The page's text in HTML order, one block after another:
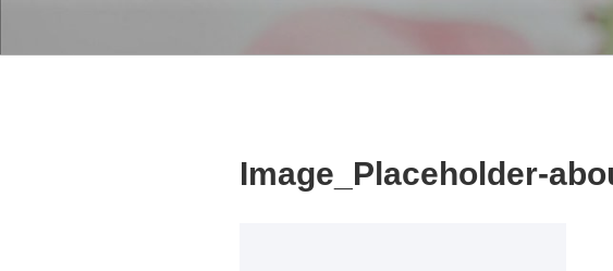
Image_Placeholder-